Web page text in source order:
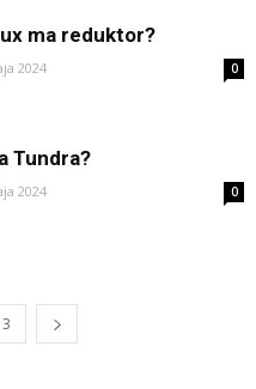
ma reduktor?
2024 0
Tundra?
2024 0
3